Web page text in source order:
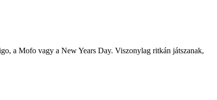
a Mofo vagy a New Years Day. Viszonylag ritkán játszanak,